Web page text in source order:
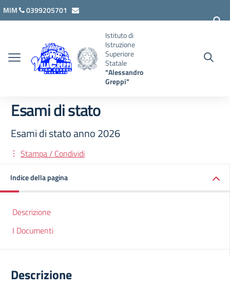
Vai ai contenuti
Vai al menu di navigazione
Vai al footer
MIM
0399205701
Istituto di
Istruzione
Superiore
Statale
"Alessandro
Greppi"
Esami di stato
Esami di stato anno 2026
Stampa / Condividi
Indice della pagina
Descrizione
I Documenti
Descrizione